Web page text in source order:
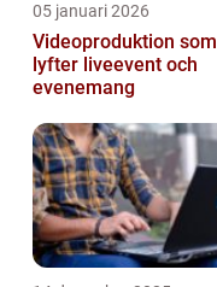
05 januari 2026
Videoproduktion som
lyfter liveevent och
evenemang